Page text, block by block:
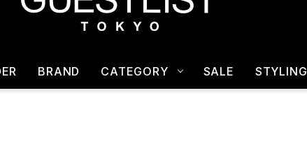
BRAND CATEGORY SALE STYLING